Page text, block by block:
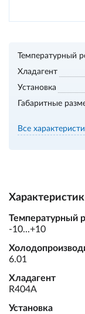
Температурный
Хладагент
Установка
Габаритные
Все
Температурный
-10...+10
6.01
Хладагент
R404A
Установка